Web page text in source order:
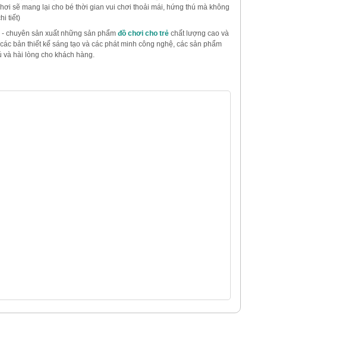
sẽ mang lại cho bé thời gian vui chơi thoải mái, hứng thú mà không
tiết)
chuyên sản xuất những sản phẩm đồ chơi cho trẻ chất lượng cao và
bản thiết kế sáng tạo và các phát minh công nghệ, các sản phẩm
và hài lòng cho khách hàng.